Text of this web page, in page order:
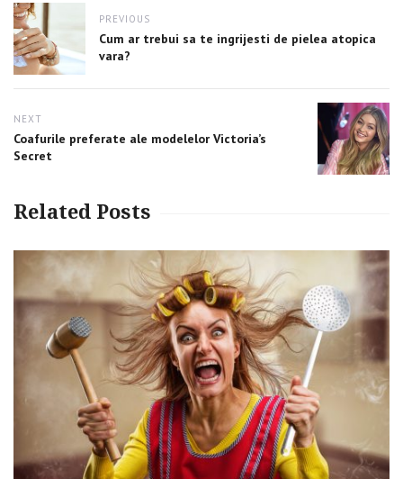
Post
navigation
PREVIOUS
Previous
post:
Cum ar trebui sa te ingrijesti de pielea atopica
vara?
NEXT
Next
post:
Coafurile preferate ale modelelor Victoria’s
Secret
Related Posts